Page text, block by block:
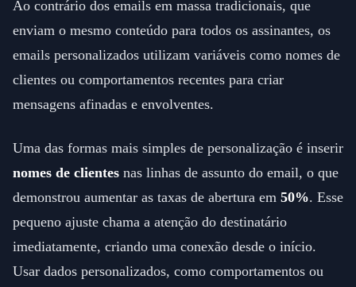
Ao contrário dos emails em massa tradicionais, que
enviam o mesmo conteúdo para todos os assinantes, os
emails personalizados utilizam variáveis como nomes de
clientes ou comportamentos recentes para criar
mensagens afinadas e envolventes.
Uma das formas mais simples de personalização é inserir
nomes de clientes nas linhas de assunto do email, o que
demonstrou aumentar as taxas de abertura em 50%. Esse
pequeno ajuste chama a atenção do destinatário
imediatamente, criando uma conexão desde o início.
Usar dados personalizados, como comportamentos ou